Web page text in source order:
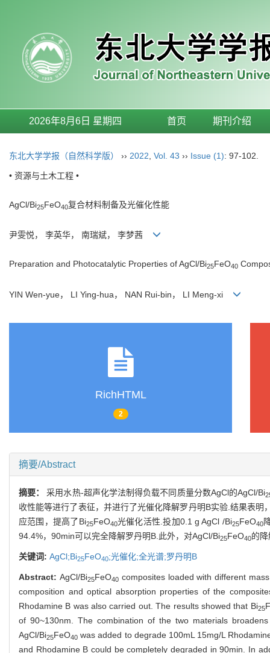
2026年8月6日 星期四 首页 期刊介绍
东北大学学报（自然科学版） ›› 2022 Vol. 43 ›› Issue (1): 97-102.
• 资源与土木工程 •
AgCl/Bi25FeO40复合材料制备及光催化性能
尹雯悦， 李英华， 南瑞斌， 李梦茜
Preparation and Photocatalytic Properties of AgCl/Bi25FeO40
YIN Wen-yue， LI Ying-hua， NAN Rui-bin， LI Meng-xi
RichHTML
2
摘要/Abstract
摘要：采用水热-超声化学法制得负载不同质量分数AgCl的AgCl/Bi
收性能等进行了表征，并进行了光催化降解罗丹明B实验.结果表明
应范围，提高了Bi25FeO40光催化活性.投加0.1 g AgCl /Bi25FeO40
94.4%，90min可以完全降解罗丹明B.此外，对AgCl/Bi25FeO40的
关键词: AgCl;Bi25FeO40;光催化;全光谱;罗丹明B
Abstract: AgCl/Bi25FeO40composites loaded with different
composition and optical absorption properties of the
Rhodamine B was also carried out. The results showed that Bi25
of 90~130nm. The combination of the two materials
AgCl/Bi25FeO40 was added to degrade 100mL 15mg/L
and Rhodamine B could be completely degraded in 90min. In